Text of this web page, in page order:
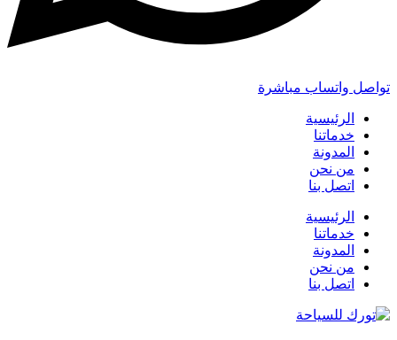
تواصل واتساب مباشرة
الرئيسية
خدماتنا
المدونة
من نحن
اتصل بنا
الرئيسية
خدماتنا
المدونة
من نحن
اتصل بنا